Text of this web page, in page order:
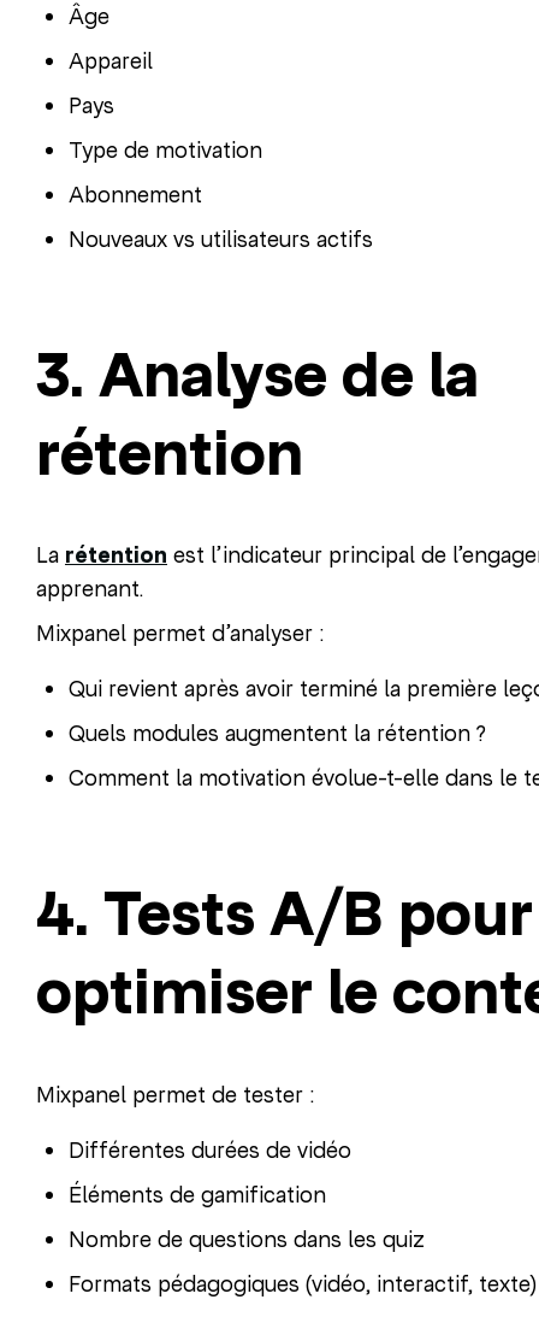
Âge
Appareil
Pays
Type de motivation
Abonnement
Nouveaux vs utilisateurs actifs
3. Analyse de la
rétention
La rétention est l’indicateur principal de
apprenant.
Mixpanel permet d’analyser :
Qui revient après avoir terminé la première
Quels modules augmentent la rétention ?
Comment la motivation évolue-t-elle dans le
4. Tests A/B pour
optimiser le
Mixpanel permet de tester :
Différentes durées de vidéo
Éléments de gamification
Nombre de questions dans les quiz
Formats pédagogiques (vidéo, interactif, texte)